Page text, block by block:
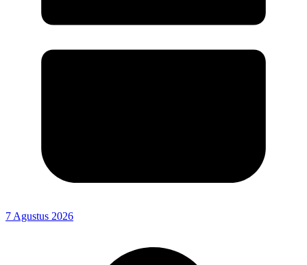
7 Agustus 2026